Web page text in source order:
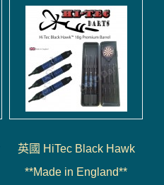
英國 HiTec Black Hawk
**Made in England**